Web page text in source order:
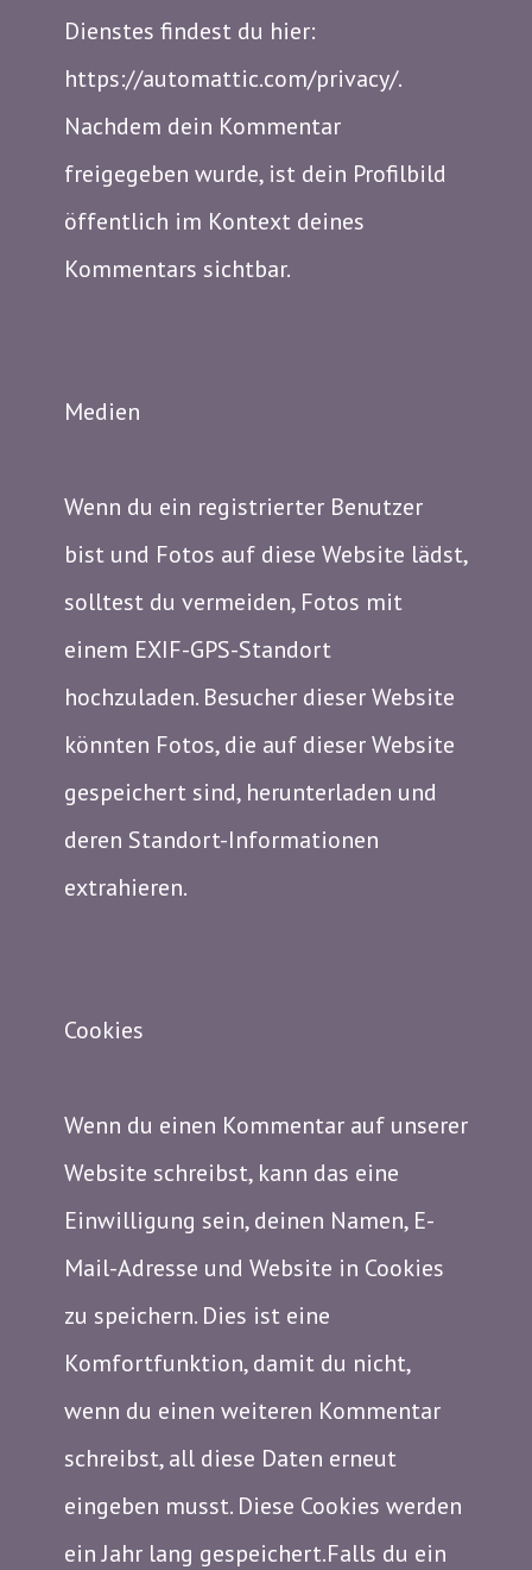
Dienstes findest du hier:
https://automattic.com/privacy/.
Nachdem dein Kommentar
freigegeben wurde, ist dein Profilbild
öffentlich im Kontext deines
Kommentars sichtbar.
Medien
Wenn du ein registrierter Benutzer
bist und Fotos auf diese Website lädst,
solltest du vermeiden, Fotos mit
einem EXIF-GPS-Standort
hochzuladen. Besucher dieser Website
könnten Fotos, die auf dieser Website
gespeichert sind, herunterladen und
deren Standort-Informationen
extrahieren.
Cookies
Wenn du einen Kommentar auf unserer
Website schreibst, kann das eine
Einwilligung sein, deinen Namen, E-
Mail-Adresse und Website in Cookies
zu speichern. Dies ist eine
Komfortfunktion, damit du nicht,
wenn du einen weiteren Kommentar
schreibst, all diese Daten erneut
eingeben musst. Diese Cookies werden
ein Jahr lang gespeichert.Falls du ein